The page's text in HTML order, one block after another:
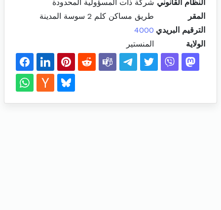
النظام القانوني شركة ذات المسؤولية المحدودة
المقر
طريق مساكن كلم 2 سوسة المدينة
الترقيم البريدي 4000
الولاية
المنستير